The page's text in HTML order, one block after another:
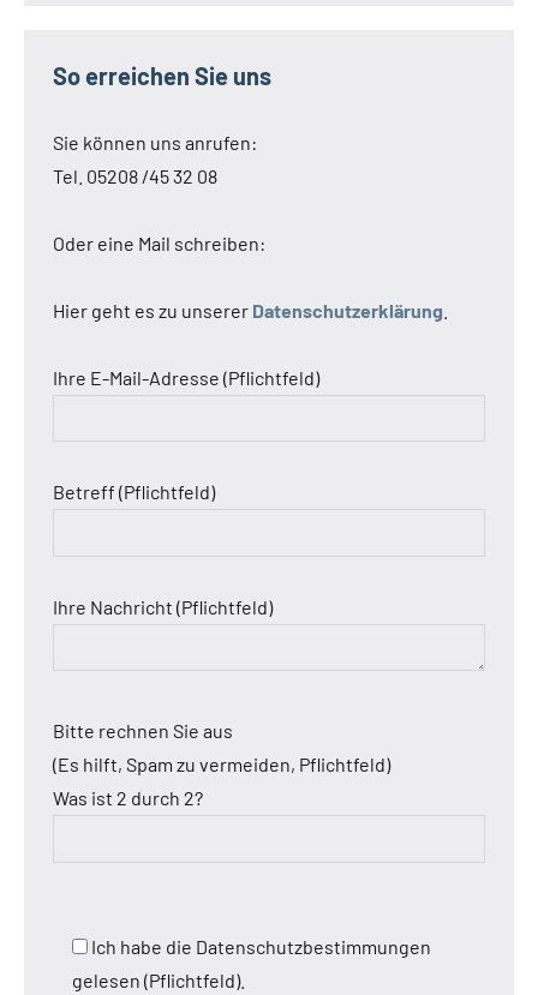
So erreichen Sie uns
Sie können uns anrufen:
Tel. 05208 /45 32 08
Oder eine Mail schreiben:
Hier geht es zu unserer Datenschutzerklärung
Ihre E-Mail-Adresse (Pflichtfeld)
Betreff (Pflichtfeld)
Ihre Nachricht (Pflichtfeld)
Bitte rechnen Sie aus
(Es hilft, Spam zu vermeiden, Pflichtfeld)
Was ist 2 durch 2?
Ich habe die Datenschutzbestimmungen
gelesen (Pflichtfeld).